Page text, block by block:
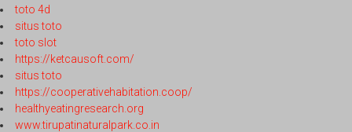
toto 4d
situs toto
toto slot
https://ketcausoft.com/
situs toto
https://cooperativehabitation.coop/
healthyeatingresearch.org
www.tirupatinaturalpark.co.in